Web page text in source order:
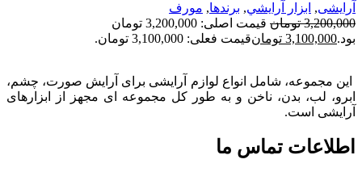
آرایشی, ابزار آرايشي, برندها, مورف
3,200,000 تومان
قیمت اصلی: 3,200,000 تومان
بود.3,100,000 تومانقیمت فعلی: 3,100,000 تومان.
این مجموعه، شامل انواع لوازم آرایشی برای آرایش صورت، چشم،
ابرو، لب، بدن، ناخن و به طور کل مجموعه ای مجهز از ابزارهای
آرایشی است.
اطلاعات تماس ما